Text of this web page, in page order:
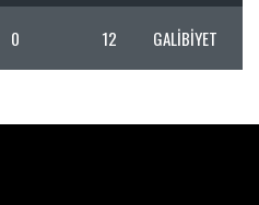
0 12 GALIBIYET